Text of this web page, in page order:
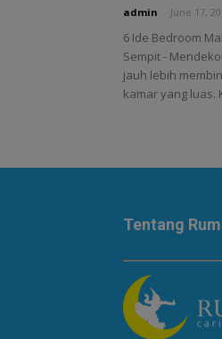
admin June 17,
6 Ide Bedroom
Sempit -
jauh lebih
kamar yang luas.
Tentang